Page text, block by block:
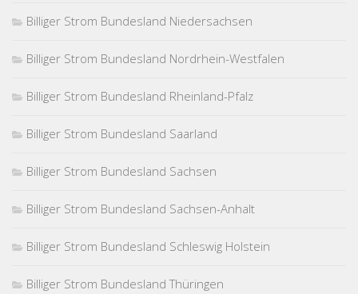
Billiger Strom Bundesland Niedersachsen
Billiger Strom Bundesland Nordrhein-Westfalen
Billiger Strom Bundesland Rheinland-Pfalz
Billiger Strom Bundesland Saarland
Billiger Strom Bundesland Sachsen
Billiger Strom Bundesland Sachsen-Anhalt
Billiger Strom Bundesland Schleswig Holstein
Billiger Strom Bundesland Thüringen